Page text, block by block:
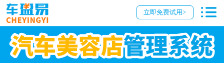
立即免费试用>